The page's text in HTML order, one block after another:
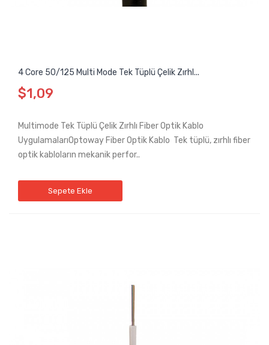
4 Core 50/125 Multi Mode Tek Tüplü Çelik Zırhl...
$1,09
Multimode Tek Tüplü Çelik Zırhlı Fiber Optik Kablo
UygulamalarıOptoway Fiber Optik Kablo Tek tüplü, zırhlı fiber
optik kabloların mekanik perfor..
Sepete Ekle